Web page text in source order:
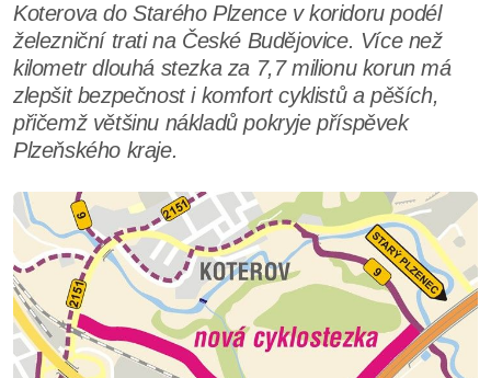
Koterova do Starého Plzence v koridoru podél
železniční trati na České Budějovice. Více než
kilometr dlouhá stezka za 7,7 milionu korun má
zlepšit bezpečnost i komfort cyklistů a pěších,
přičemž většinu nákladů pokryje příspěvek
Plzeňského kraje.